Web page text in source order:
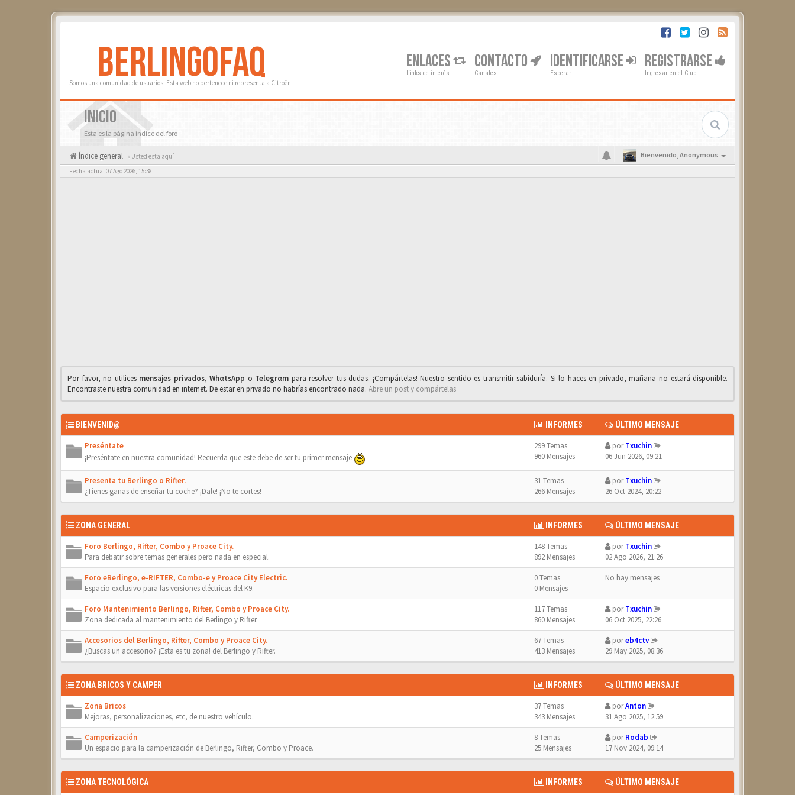
BERLINGOFAQ
Somos una comunidad de usuarios. Esta web no pertenece ni representa a Citroën.
ENLACES
Links de interés
CONTACTO
Canales
IDENTIFICARSE
Esperar
REGISTRARSE
Ingresar en el Club
INICIO
Esta es la página índice del foro
Índice general « Usted esta aquí Bienvenido,Anonymous
Fecha actual 07 Ago 2026, 15:38
Por favor, no utilices mensajes privados,WhαtsApp o Telegrαm para resolver tus dudas. ¡Compártelas! Nuestro sentido es transmitir sabiduría. Si lo haces en privado, mañana no estará disponible.
Encontraste nuestra comunidad en internet. De estar en privado no habrías encontrado nada. Abre un post y compártelas
BIENVENID@ INFORMES ÚLTIMO MENSAJE
Preséntate
¡Preséntate en nuestra comunidad! Recuerda que este debe de ser tu primer mensaje
299 Temas
960 Mensajes
porTxuchin
06 Jun 2026, 09:21
Presenta tu Berlingo o Rifter.
¿Tienes ganas de enseñar tu coche? ¡Dale! ¡No te cortes!
31 Temas
266 Mensajes
porTxuchin
26 Oct 2024, 20:22
ZONA GENERAL INFORMES ÚLTIMO MENSAJE
Foro Berlingo, Rifter, Combo y Proace City.
Para debatir sobre temas generales pero nada en especial.
148 Temas
892 Mensajes
porTxuchin
02 Ago 2026, 21:26
Foro eBerlingo, e-RIFTER, Combo-e y Proace City Electric.
Espacio exclusivo para las versiones eléctricas del K9.
0 Temas
0 Mensajes
No hay mensajes
Foro Mantenimiento Berlingo, Rifter, Combo y Proace City.
Zona dedicada al mantenimiento del Berlingo y Rifter.
117 Temas
860 Mensajes
porTxuchin
06 Oct 2025, 22:26
Accesorios del Berlingo, Rifter, Combo y Proace City.
¿Buscas un accesorio? ¡Esta es tu zona! del Berlingo y Rifter.
67 Temas
413 Mensajes
poreb4ctv
29 May 2025, 08:36
ZONA BRICOS Y CAMPER INFORMES ÚLTIMO MENSAJE
Zona Bricos
Mejoras, personalizaciones, etc, de nuestro vehículo.
37 Temas
343 Mensajes
porAnton
31 Ago 2025, 12:59
Camperización
Un espacio para la camperización de Berlingo, Rifter, Combo y Proace.
8 Temas
25 Mensajes
porRodab
17 Nov 2024, 09:14
ZONA TECNOLÓGICA INFORMES ÚLTIMO MENSAJE